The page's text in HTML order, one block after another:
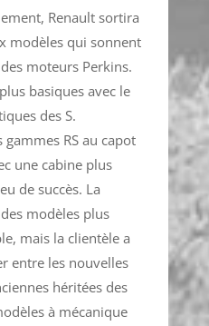
Renault sortira
modèles qui sonnent
moteurs Perkins.
basiques avec le
des S.
RS au capot
une cabine plus
de succès. La
modèles plus
mais la clientèle a
entre les nouvelles
héritées des
à mécanique